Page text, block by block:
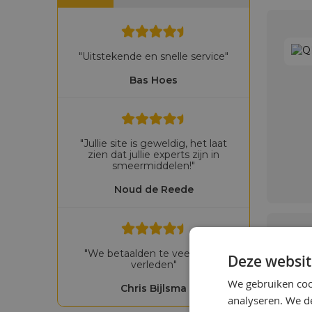
Bas Hoes
"Uitstekende en snelle service"
Noud de Reede
"Jullie site is geweldig, het laat
zien dat jullie experts zijn in
smeermiddelen!"
Chris Bijlsma
"We betaalden te veel in het
verleden"
Deze
We gebruiken
analyseren. We